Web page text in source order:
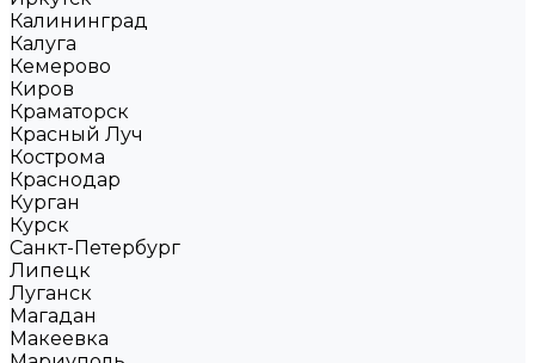
Калининград
Калуга
Кемерово
Киров
Краматорск
Красный Луч
Кострома
Краснодар
Курган
Курск
Санкт-Петербург
Липецк
Луганск
Магадан
Макеевка